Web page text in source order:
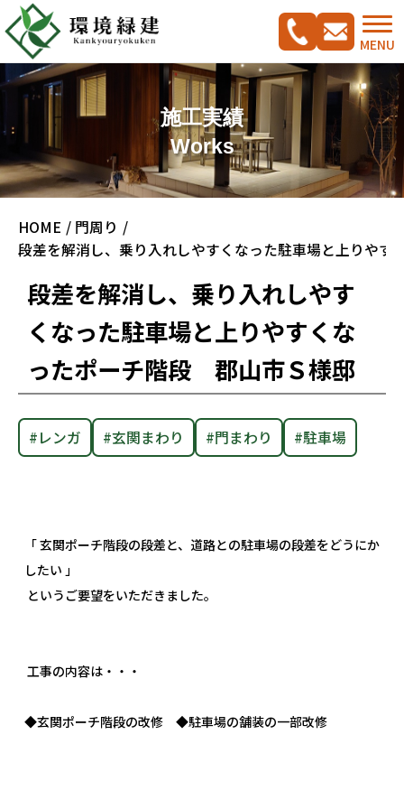
MENU
コンセプト
ガーデンリフォームをご検討の方へ
料金案内
施工実績集
CADプラン集
駐車スペース改修特集
会社概要
社員ブログ
施工実績
Works
HOME
門周り
段差を解消し、乗り入れしやすくなった駐車場と上りや
段差を解消し、乗り入れしやす
くなった駐車場と上りやすくな
ったポーチ階段 郡山市Ｓ様邸
#レンガ #玄関まわり #門まわり #駐車場
「 玄関ポーチ階段の段差と、道路との駐車場の段差をどうにか
したい 」
というご要望をいただきました。
工事の内容は・・・
◆玄関ポーチ階段の改修 ◆駐車場の舗装の一部改修